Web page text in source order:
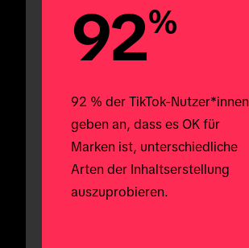
92%
92 % der TikTok-Nutzer*innen
geben an, dass es OK für
Marken ist, unterschiedliche
Arten der Inhaltserstellung
auszuprobieren.